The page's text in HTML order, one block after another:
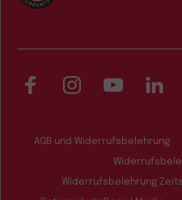
FacebookInstagramYouTube
AGB und Widerrufsbelehrung
Widerrufsbelehrung